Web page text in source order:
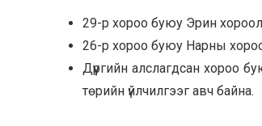
29-р хороо буюу Эрин
26-р хороо буюу Нарны
Дүүргийн алслагдсан хороо
төрийн үйлчилгээг авч байна.